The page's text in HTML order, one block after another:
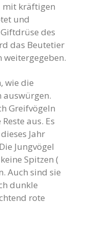
mit kräftigen
und
des
das Beutetier
weitergegeben.
wie die
auswürgen.
Greifvögeln
aus. Es
Jahr
Jungvögel
Spitzen (
Auch sind sie
dunkle
rote